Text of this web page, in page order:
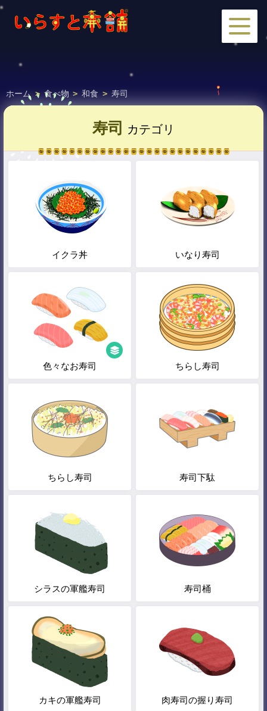
ホーム > 食べ物 > 和食 > 寿司
寿司 カテゴリ
イクラ丼 いなり寿司
色々なお寿司 ちらし寿司
ちらし寿司 寿司下駄
シラスの軍艦寿司 寿司桶
カキの軍艦寿司 肉寿司の握り寿司